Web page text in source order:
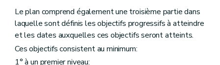
Le plan comprend également une troisième partie dans
laquelle sont définis les objectifs progressifs à atteindre
et les dates auxquelles ces objectifs seront atteints.
Ces objectifs consistent au minimum:
1° à un premier niveau: